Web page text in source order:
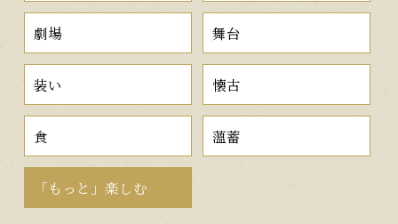
劇場 舞台
装い 懐古
食 薀蓄
「もっと」楽しむ